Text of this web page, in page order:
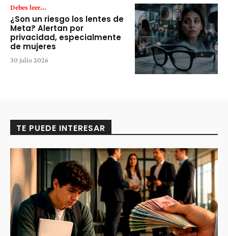
Debes leer...
¿Son un riesgo los lentes de
Meta? Alertan por
privacidad, especialmente
de mujeres
30 julio 2026
TE PUEDE INTERESAR